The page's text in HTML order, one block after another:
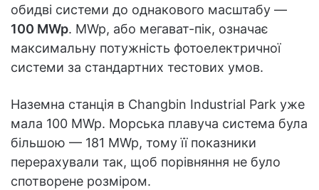
обидві системи до однакового масштабу —
100 MWp. MWp, або мегават-пік, означає
максимальну потужність фотоелектричної
системи за стандартних тестових умов.
Наземна станція в Changbin Industrial Park уже
мала 100 MWp. Морська плавуча система була
більшою — 181 MWp, тому її показники
перерахували так, щоб порівняння не було
спотворене розміром.